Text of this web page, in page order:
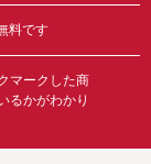
料です
マークした商
るかがわかり